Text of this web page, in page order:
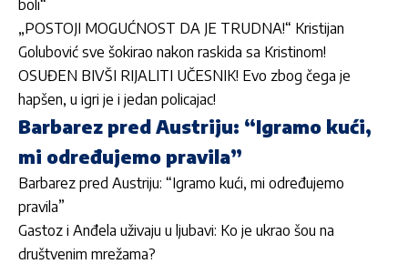
boli“
„POSTOJI MOGUĆNOST DA JE TRUDNA!“ Kristijan
Golubović sve šokirao nakon raskida sa Kristinom!
OSUĐEN BIVŠI RIJALITI UČESNIK! Evo zbog čega je
hapšen, u igri je i jedan policajac!
Barbarez pred Austriju: “Igramo kući,
mi određujemo pravila”
Barbarez pred Austriju: “Igramo kući, mi određujemo
pravila”
Gastoz i Anđela uživaju u ljubavi: Ko je ukrao šou na
društvenim mrežama?